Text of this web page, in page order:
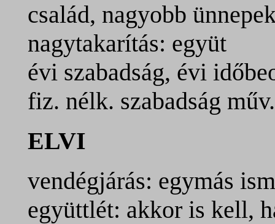
család, nagyobb
nagytakarítás: együt
évi szabadság, évi
fiz. nélk. szabadság
ELVI
vendégjárás: egymás
együttlét: akkor is kell,